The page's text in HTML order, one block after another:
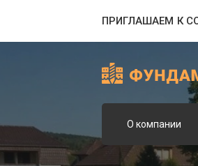
ПРИГЛАШАЕМ К
О компании